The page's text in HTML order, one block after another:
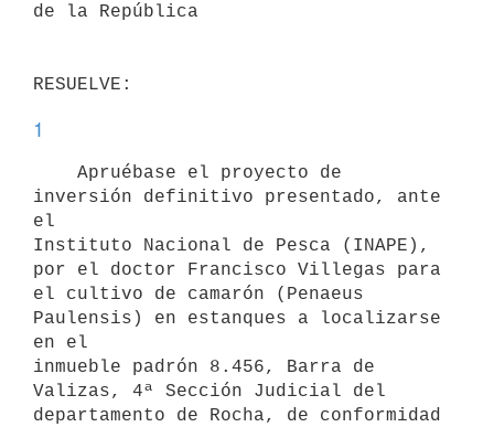
de la República
1
inversión definitivo presentado, ante
el
Instituto Nacional de Pesca (INAPE),
por el doctor Francisco Villegas para
el cultivo de camarón (Penaeus
Paulensis) en estanques a localizarse
en el
inmueble padrón 8.456, Barra de
Valizas, 4ª Sección Judicial del
departamento de Rocha, de conformidad